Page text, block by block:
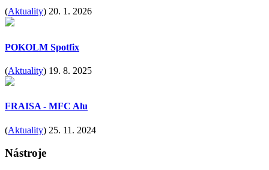
(Aktuality) 20. 1. 2026
POKOLM Spotfix
(Aktuality) 19. 8. 2025
FRAISA - MFC Alu
(Aktuality) 25. 11. 2024
Nástroje